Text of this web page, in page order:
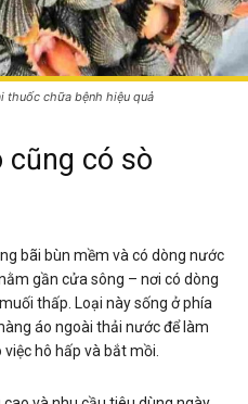
thuốc chữa bệnh hiệu quả
cũng có sò
bãi bùn mềm và có dòng nước
gần cửa sông – nơi có dòng
thấp. Loại này sống ở phía
áo ngoài thải nước để làm
hô hấp và bắt mồi.